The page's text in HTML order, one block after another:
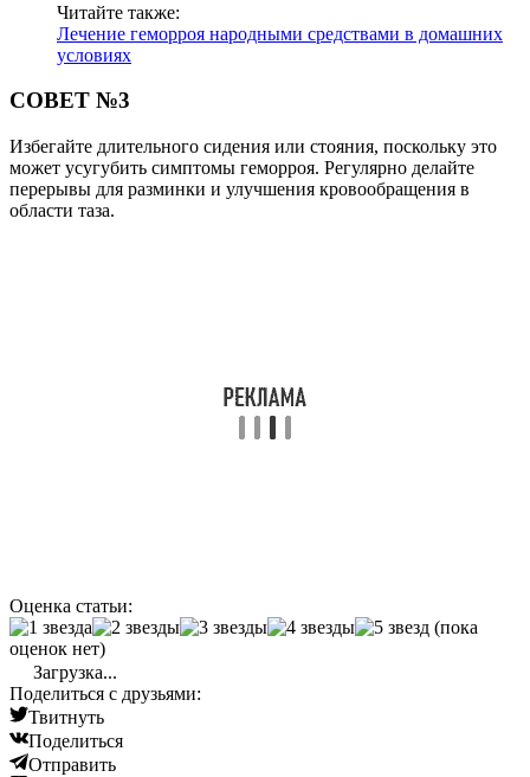
Читайте также:
Лечение геморроя народными средствами в домашних
условиях
СОВЕТ №3
Избегайте длительного сидения или стояния, поскольку это
может усугубить симптомы геморроя. Регулярно делайте
перерывы для разминки и улучшения кровообращения в
области таза.
Оценка статьи:
(пока
оценок нет)
Загрузка...
Поделиться с друзьями:
Твитнуть
Поделиться
Отправить